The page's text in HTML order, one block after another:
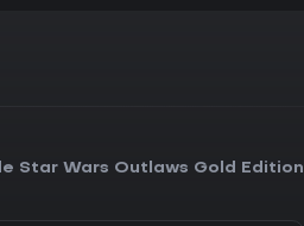
Star Wars Outlaws Gold Edition